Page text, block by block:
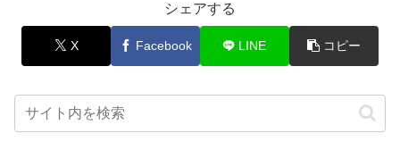
シェアする
X Facebook LINE コピー